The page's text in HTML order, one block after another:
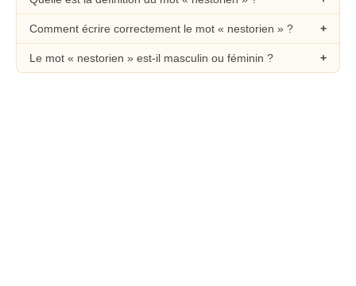
Comment écrire correctement le mot « nestorien » ?
Le mot « nestorien » est-il masculin ou féminin ?